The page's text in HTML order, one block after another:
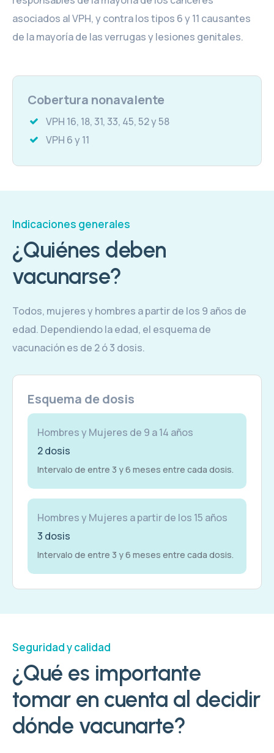
asociados al VPH, y contra los tipos 6 y 11 causantes
de la mayoría de las verrugas y lesiones genitales.
Cobertura nonavalente
VPH 16, 18, 31, 33, 45, 52 y 58
VPH 6 y 11
Indicaciones generales
¿Quiénes deben
vacunarse?
Todos, mujeres y hombres a partir de los 9 años de
edad. Dependiendo la edad, el esquema de
vacunación es de 2 ó 3 dosis.
Esquema de dosis
Hombres y Mujeres de 9 a 14 años
2 dosis
Intervalo de entre 3 y 6 meses entre cada dosis.
Hombres y Mujeres a partir de los 15 años
3 dosis
Intervalo de entre 3 y 6 meses entre cada dosis.
Seguridad y calidad
¿Qué es importante
tomar en cuenta al decidir
dónde vacunarte?